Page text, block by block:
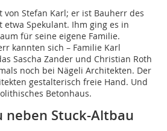
von Stefan Karl; er ist Bauherr des
Spekulant. Ihm ging es in
für seine eigene Familie.
kannten sich – Familie Karl
Sascha Zander und Christian Roth
noch bei Nägeli Architekten. Der
gestalterisch freie Hand. Und
Betonhaus.
neben Stuck-Altbau